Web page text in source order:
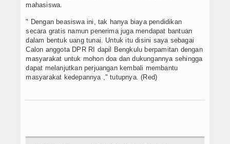
mahasiswa.
" Dengan beasiswa ini, tak hanya biaya pendidikan
secara gratis namun penerima juga mendapat bantuan
dalam bentuk uang tunai. Untuk itu disini saya sebagai
Calon anggota DPR RI dapil Bengkulu berpamitan dengan
masyarakat untuk mohon doa dan dukungannya sehingga
dapat melanjutkan perjuangan kembali membantu
masyarakat kedepannya ," tutupnya. (Red)